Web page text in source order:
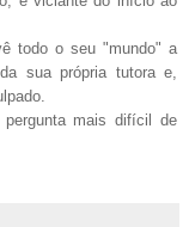
todo o seu "mundo" a
sua própria tutora e,
mais difícil de